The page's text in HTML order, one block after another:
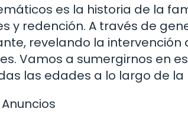
es la historia de la
y redención. A través de
revelando la intervención
Vamos a sumergirnos en
las edades a lo largo de la
Anuncios